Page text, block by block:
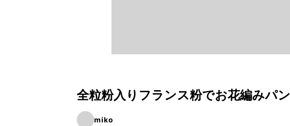
全粒粉入りフランス粉でお花編みパン
miko